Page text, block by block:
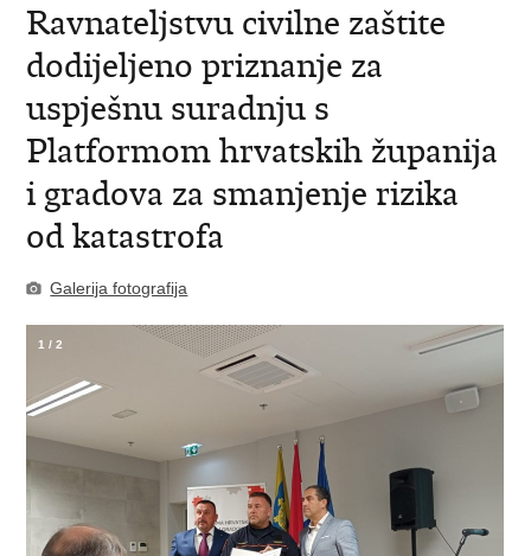
Ravnateljstvu civilne zaštite
dodijeljeno priznanje za
uspješnu suradnju s
Platformom hrvatskih županija
i gradova za smanjenje rizika
od katastrofa
Galerija fotografija
1 /2